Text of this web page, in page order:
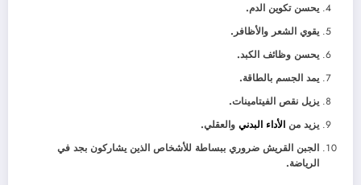
يحسن تكوين الدم.
يقوي الشعر والأظافر.
يحسن وظائف الكبد.
يمد الجسم بالطاقة.
يزيل نقص الفيتامينات.
يزيد من الأداء البدني والعقلي.
الجبن القريش ضروري ببساطة للأشخاص الذين يشاركون بجد في
الرياضة.